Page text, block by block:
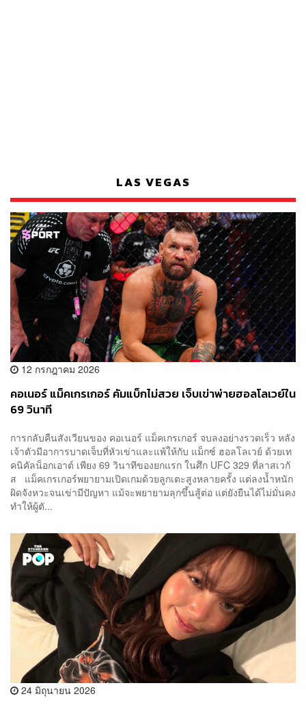
LAS VEGAS
12 กรกฎาคม 2026
คอเนอร์ แม็คเกรเกอร์ คัมแบ็กไม่สวย เจ็บเข่าพ่ายฮอลโลเวย์ใน
69 วินาที
การกลับคืนสังเวียนของ คอเนอร์ แม็คเกรเกอร์ จบลงอย่างรวดเร็ว หลัง
เจ้าตัวมีอาการบาดเจ็บที่หัวเข่าและแพ้ให้กับ แม็กซ์ ฮอลโลเวย์ ด้วยเท
คนิคัลน็อกเอาต์ เพียง 69 วินาทีของยกแรก ในศึก UFC 329 ที่ลาสเวกั
ส แม็คเกรเกอร์พยายามเปิดเกมด้วยลูกเตะสูงหลายครั้ง แต่ลงน้ำหนัก
ผิดจังหวะจนเข่ามีปัญหา แม้จะพยายามลุกขึ้นสู้ต่อ แต่ยังยืนได้ไม่มั่นคง
ทำให้ผู้ตั...
24 มิถุนายน 2026